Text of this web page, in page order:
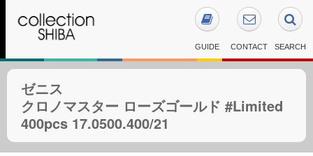
GUIDE CONTACT SEARCH
ゼニス
クロノマスター ローズゴールド #Limited
400pcs 17.0500.400/21